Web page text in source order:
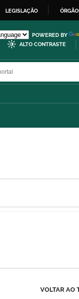
LEGISLAÇÃO
POWERED BY
ALTO CONTRASTE
VOLTAR AO